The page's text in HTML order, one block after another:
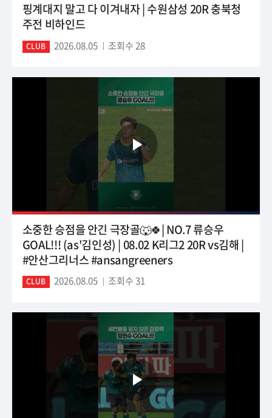
핑계대지 말고 다 이겨내자 | 수원삼성 20R 충북청
주전 비하인드
CLUB 2026.08.05 조회수 28
소중한 승점을 안긴 극장골🐺🍀| NO.7 류승우
GOAL!!! (as'김인성) | 08.02 K리그2 20R vs김해 |
#안산그리너스 #ansangreeners
CLUB 2026.08.05 조회수 31